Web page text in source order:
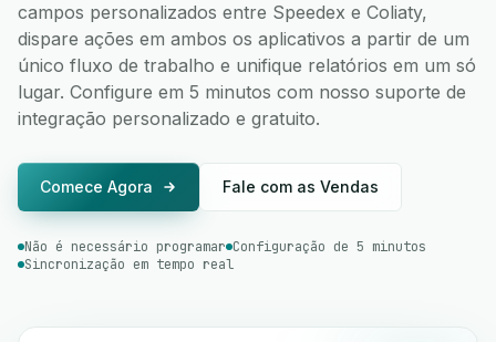
campos personalizados entre Speedex e Coliaty,
dispare ações em ambos os aplicativos a partir de um
único fluxo de trabalho e unifique relatórios em um só
lugar. Configure em 5 minutos com nosso suporte de
integração personalizado e gratuito.
Comece Agora Fale com as Vendas
Não é necessário programar Configuração de 5 minutos
Sincronização em tempo real